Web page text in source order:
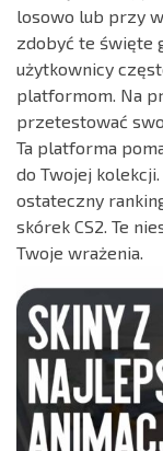
losowo lub przy
zdobyć te święte
użytkownicy
platformom. Na
przetestować
Ta platforma
do Twojej
ostateczny
skórek CS2. Te
Twoje wrażenia.